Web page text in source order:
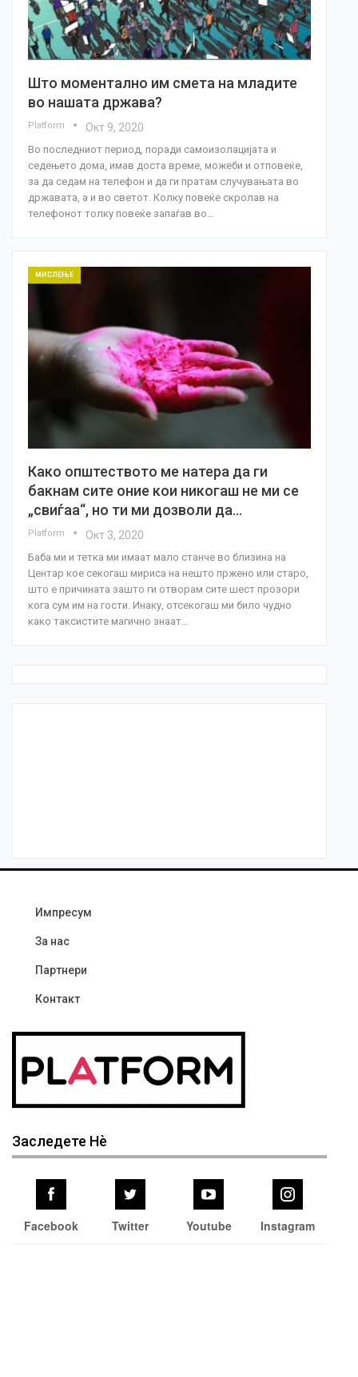
Што моментално им смета на младите
во нашата држава?
Platform Окт 9, 2020
Во последниот период, поради самоизолацијата и
седењето дома, имав доста време, можеби и отповеќе,
за да седам на телефон и да ги пратам случувањата во
државата, а и во светот. Колку повеќе скролав на
телефонот толку повеќе запаѓав во…
МИСЛЕЊЕ
Како општеството ме натера да ги
бакнам сите оние кои никогаш не ми се
„свиѓаа“, но ти ми дозволи да…
Platform Окт 3, 2020
Баба ми и тетка ми имаат мало станче во близина на
Центар кое секогаш мириса на нешто пржено или старо,
што е причината зашто ги отворам сите шест прозори
кога сум им на гости. Инаку, отсекогаш ми било чудно
како таксистите магично знаат…
Импресум
За нас
Партнери
Контакт
Заследете Нѐ
Facebook Twitter Youtube Instagram